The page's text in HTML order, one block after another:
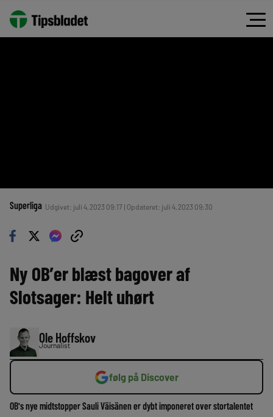
Superliga Udgivet: juli 4, 2023 09:17 | Opdateret: juli 4, 2023 09:30
Ny OB’er blæst bagover af
Slotsager: Helt uhørt
Ole Hoffskov
Journalist
følg på Discover
OB's nye midtstopper Sauli Väisänen er dybt imponeret over stortalentet